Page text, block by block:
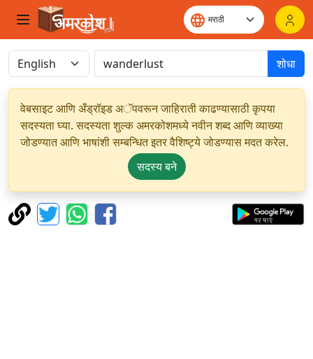
शोधा
वेबसाइट आणि अँड्रॉइड अॅपवरून जाहिराती काढण्यासाठी कृपया
सदस्यता घ्या. सदस्यता शुल्क अमरकोशमध्ये नवीन शब्द आणि व्याख्या
जोडण्यात आणि भाषांशी सम्बन्धित इतर वैशिष्ट्ये जोडण्यास मदत करेल.
सदस्य बने